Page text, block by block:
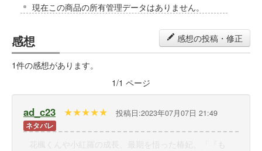
現在この商品の所有管理データはありません。
感想 感想の投稿・修正
1件の感想があります。
1/1 ページ
ad_c23 ★★★★★ 投稿日:2023年07月07日 21:49
ネタバレ